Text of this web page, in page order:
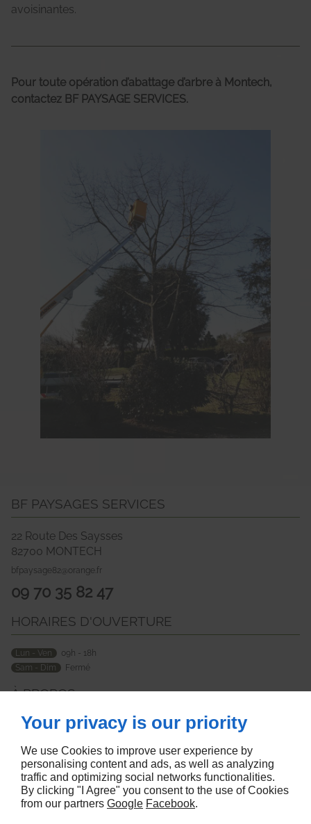
avoisinantes.
Pour toute opération d’abattage d’arbre à Montech,
contactez BF PAYSAGE SERVICES.
BF PAYSAGES SERVICES
22 Route Des Saysses
82700 MONTECH
bfpaysage82@orange.fr
09 70 35 82 47
HORAIRES D'OUVERTURE
Lun - Ven
09h - 18h
Sam - Dim
Fermé
À PROPOS
Accueil
Nous contacter
Mentions légales
Plan du site
SUIVEZ NOUS
Your privacy is our priority
We use Cookies to improve user experience by
personalising content and ads, as well as analyzing
traffic and optimizing social networks functionalities.
By clicking "I Agree" you consent to the use of Cookies
from our partners Google Facebook.